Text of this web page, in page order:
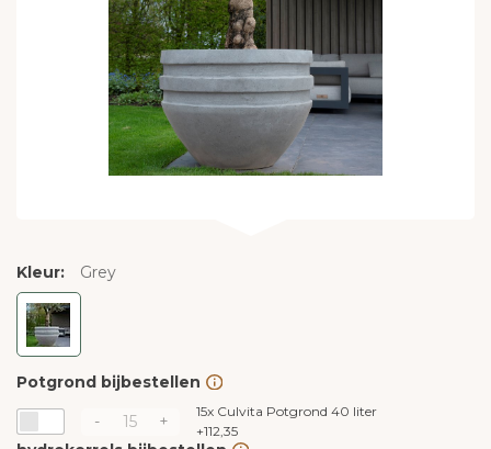
Kleur: Grey
Potgrond bijbestellen
-
+ 15x Culvita Potgrond 40 liter
+112,35